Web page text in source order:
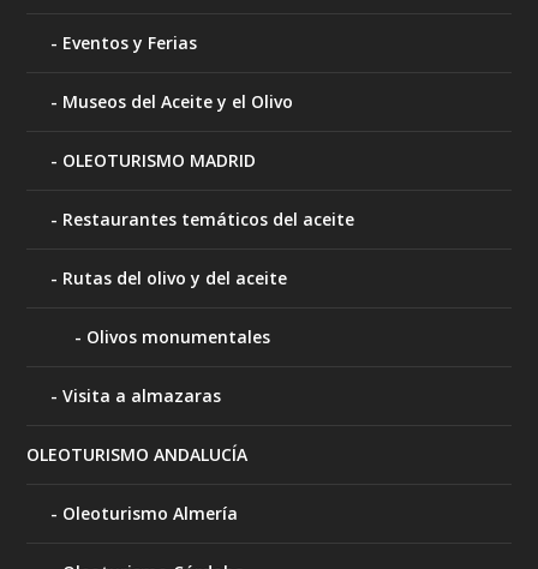
Eventos y Ferias
Museos del Aceite y el Olivo
OLEOTURISMO MADRID
Restaurantes temáticos del aceite
Rutas del olivo y del aceite
Olivos monumentales
Visita a almazaras
OLEOTURISMO ANDALUCÍA
Oleoturismo Almería